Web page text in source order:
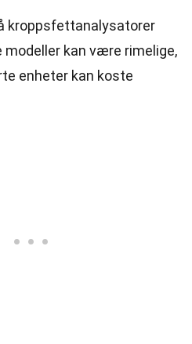
kroppsfettanalysatorer
modeller kan være rimelige,
enheter kan koste